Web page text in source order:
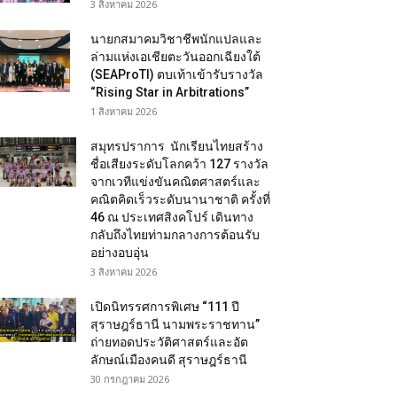
3 สิงหาคม 2026
นายกสมาคมวิชาชีพนักแปลและ
ล่ามแห่งเอเชียตะวันออกเฉียงใต้
(SEAProTI) ตบเท้าเข้ารับรางวัล
“Rising Star in Arbitrations”
1 สิงหาคม 2026
สมุทรปราการ นักเรียนไทยสร้าง
ชื่อเสียงระดับโลกคว้า 127 รางวัล
จากเวทีแข่งขันคณิตศาสตร์และ
คณิตคิดเร็วระดับนานาชาติ ครั้งที่
46 ณ ประเทศสิงคโปร์ เดินทาง
กลับถึงไทยท่ามกลางการต้อนรับ
อย่างอบอุ่น
3 สิงหาคม 2026
เปิดนิทรรศการพิเศษ “111 ปี
สุราษฎร์ธานี นามพระราชทาน”
ถ่ายทอดประวัติศาสตร์และอัต
ลักษณ์เมืองคนดี สุราษฎร์ธานี
30 กรกฎาคม 2026